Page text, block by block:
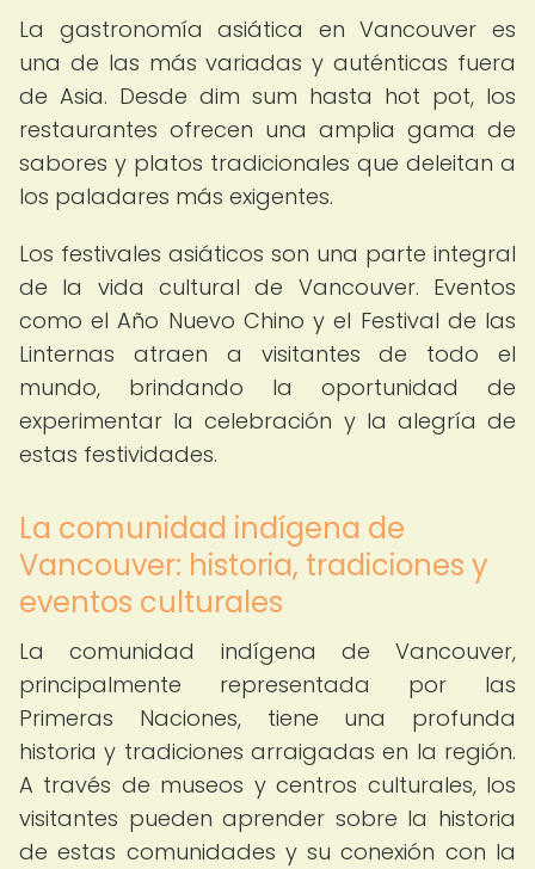
La gastronomía asiática en Vancouver es
una de las más variadas y auténticas fuera
de Asia. Desde dim sum hasta hot pot, los
restaurantes ofrecen una amplia gama de
sabores y platos tradicionales que deleitan a
los paladares más exigentes.
Los festivales asiáticos son una parte integral
de la vida cultural de Vancouver. Eventos
como el Año Nuevo Chino y el Festival de las
Linternas atraen a visitantes de todo el
mundo, brindando la oportunidad de
experimentar la celebración y la alegría de
estas festividades.
La comunidad indígena de
Vancouver: historia, tradiciones y
eventos culturales
La comunidad indígena de Vancouver,
principalmente representada por las
Primeras Naciones, tiene una profunda
historia y tradiciones arraigadas en la región.
A través de museos y centros culturales, los
visitantes pueden aprender sobre la historia
de estas comunidades y su conexión con la